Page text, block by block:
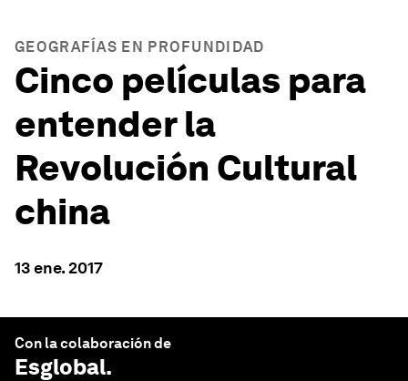
GEOGRAFÍAS EN PROFUNDIDAD
Cinco películas para
entender la
Revolución Cultural
china
13 ene. 2017
Con la colaboración de
Esglobal.